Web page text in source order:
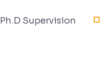
Ph.D Supervision